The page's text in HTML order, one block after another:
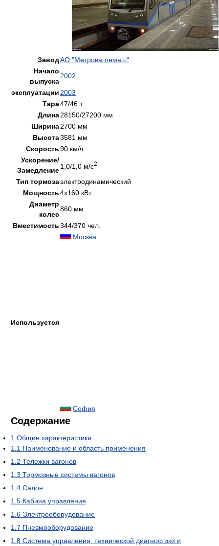
ЗаводАО "Метровагонмаш"
Начало
выпуска
2002
эксплуатации 2003
Тара47/46 т
Длина28150/27200 мм
Ширина2700 мм
Высота3581 мм
Скорость90 км/ч
Ускорение/
Замедление
1,0/1,0 м/с2
Тип тормозаэлектродинамический
Мощность4х160 кВт
Диаметр
колес
860 мм
Вместимость344/370 чел.
Используется
Москва
София
Содержание
1 Общие характеристики
1.1 Наименование и область применения
1.2 Тележки вагонов
1.3 Тормозные системы вагонов
1.4 Салон
1.5 Кабина управления
1.6 Электрооборудование
1.7 Пневмооборудование
1.8 Система управления, технической диагностики и